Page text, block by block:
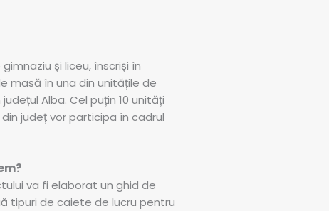
și liceu, înscriși în
masă în una din unitățile de
Alba. Cel puțin 10 unități
județ vor participa în cadrul
va fi elaborat un ghid de
tipuri de caiete de lucru pentru